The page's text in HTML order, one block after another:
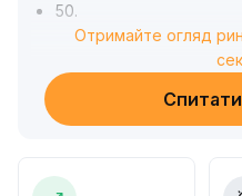
50.
Однак слід бути
зросли синхронно, а
коштами ще не
середньострокового
поступово нарощувати
Отримайте огляд